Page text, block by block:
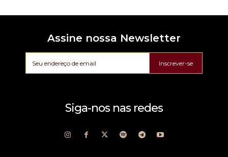
Assine nossa Newsletter
Inscrever-se
Siga-nos nas redes